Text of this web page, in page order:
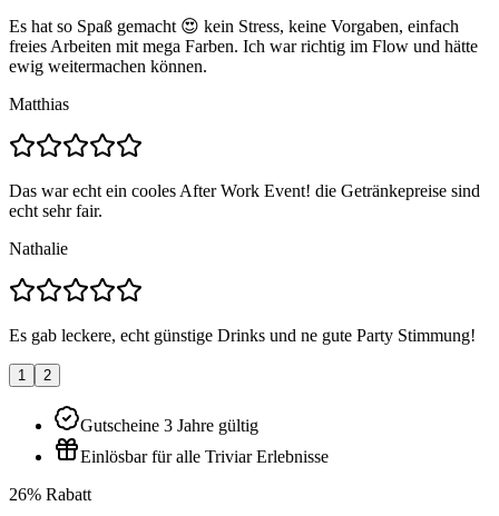
Es hat so Spaß gemacht 😍 kein Stress, keine Vorgaben, einfach
freies Arbeiten mit mega Farben. Ich war richtig im Flow und hätte
ewig weitermachen können.
Matthias
Das war echt ein cooles After Work Event! die Getränkepreise sind
echt sehr fair.
Nathalie
Es gab leckere, echt günstige Drinks und ne gute Party Stimmung!
1 2
Gutscheine 3 Jahre gültig
Einlösbar für alle Triviar Erlebnisse
26% Rabatt